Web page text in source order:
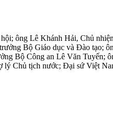
ông Lê Khánh Hải, Chủ
Bộ Giáo dục và Đào tạo;
Bộ Công an Lê Văn Tuyến;
lý Chủ tịch nước; Đại sứ Việt